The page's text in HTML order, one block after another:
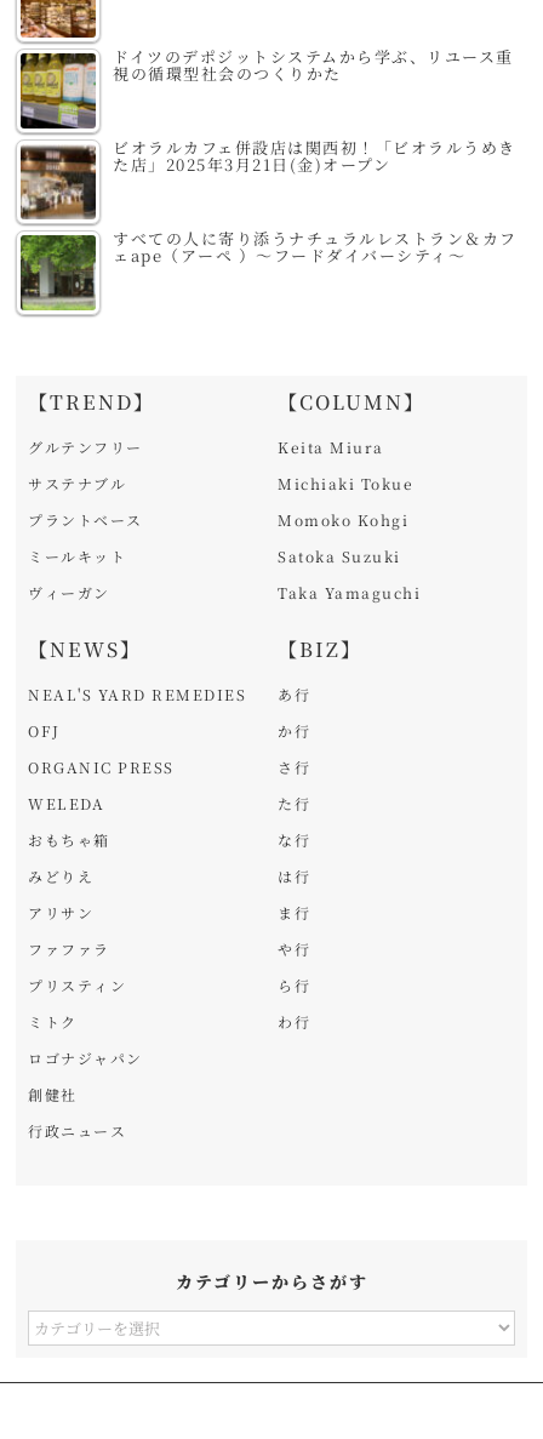
ドイツのデポジットシステムから学ぶ、リユース重
視の循環型社会のつくりかた
ビオラルカフェ併設店は関西初！「ビオラルうめき
た店」2025年3月21日(金)オープン
すべての人に寄り添うナチュラルレストラン＆カフ
ェape（アーペ ）～フードダイバーシティ～
【TREND】
グルテンフリー
サステナブル
プラントベース
ミールキット
ヴィーガン
【NEWS】
NEAL'S YARD REMEDIES
OFJ
ORGANIC PRESS
WELEDA
おもちゃ箱
みどりえ
アリサン
ファファラ
プリスティン
ミトク
ロゴナジャパン
創健社
行政ニュース
【COLUMN】
Keita Miura
Michiaki Tokue
Momoko Kohgi
Satoka Suzuki
Taka Yamaguchi
【BIZ】
あ行
か行
さ行
た行
な行
は行
ま行
や行
ら行
わ行
カテゴリーからさがす
カ